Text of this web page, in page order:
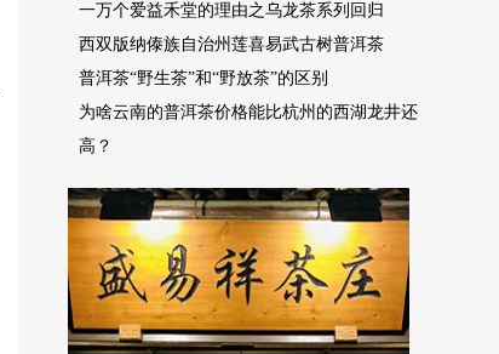
一万个爱益禾堂的理由之乌龙茶系列回归
西双版纳傣族自治州莲喜易武古树普洱茶
普洱茶“野生茶”和“野放茶”的区别
为啥云南的普洱茶价格能比杭州的西湖龙井还
高？